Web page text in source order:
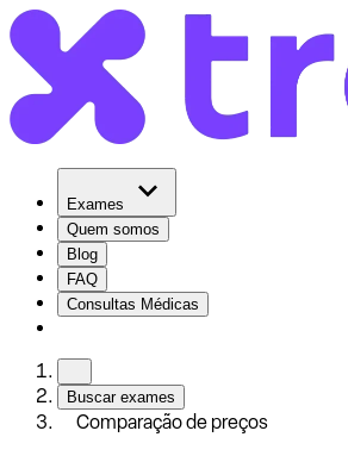
Exames
Quem somos
Blog
FAQ
Consultas Médicas
Buscar exames
Comparação de preços